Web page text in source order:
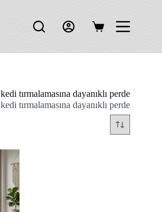
Shopping
kedi tırmalamasına dayanıklı perde
kedi tırmalamasına dayanıklı perde